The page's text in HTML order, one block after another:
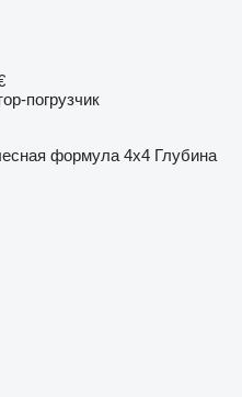
погрузчик
формула 4x4 Глубина